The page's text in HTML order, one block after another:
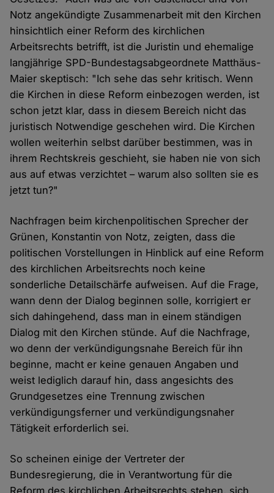
Notz angekündigte Zusammenarbeit mit den Kirchen
hinsichtlich einer Reform des kirchlichen
Arbeitsrechts betrifft, ist die Juristin und ehemalige
langjährige SPD-Bundestagsabgeordnete Matthäus-
Maier skeptisch: "Ich sehe das sehr kritisch. Wenn
die Kirchen in diese Reform einbezogen werden, ist
schon jetzt klar, dass in diesem Bereich nicht das
juristisch Notwendige geschehen wird. Die Kirchen
wollen weiterhin selbst darüber bestimmen, was in
ihrem Rechtskreis geschieht, sie haben nie von sich
aus auf etwas verzichtet – warum also sollten sie es
jetzt tun?"
Nachfragen beim kirchenpolitischen Sprecher der
Grünen, Konstantin von Notz, zeigten, dass die
politischen Vorstellungen in Hinblick auf eine Reform
des kirchlichen Arbeitsrechts noch keine
sonderliche Detailschärfe aufweisen. Auf die Frage,
wann denn der Dialog beginnen solle, korrigiert er
sich dahingehend, dass man in einem ständigen
Dialog mit den Kirchen stünde. Auf die Nachfrage,
wo denn der verkündigungsnahe Bereich für ihn
beginne, macht er keine genauen Angaben und
weist lediglich darauf hin, dass angesichts des
Grundgesetzes eine Trennung zwischen
verkündigungsferner und verkündigungsnaher
Tätigkeit erforderlich sei.
So scheinen einige der Vertreter der
Bundesregierung, die in Verantwortung für die